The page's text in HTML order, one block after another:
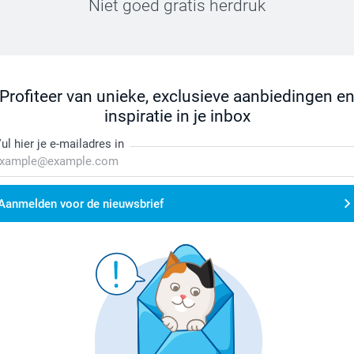
Niet goed gratis herdruk
Profiteer van unieke, exclusieve aanbiedingen en
inspiratie in je inbox
hier je e-mailadres in
voor de nieuwsbrief